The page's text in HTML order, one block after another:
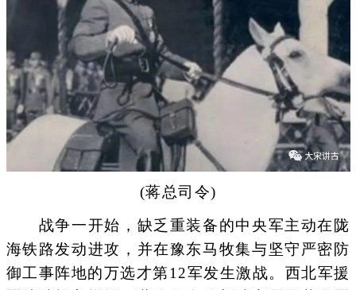
(蒋总司令)
战争一开始，缺乏重装备的中央军主动在陇
海铁路发动进攻，并在豫东马牧集与坚守严密防
御工事阵地的万选才第12军发生激战。西北军援